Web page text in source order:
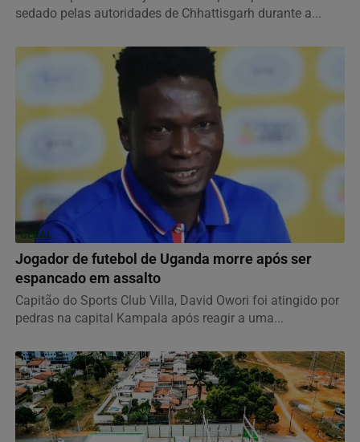
sedado pelas autoridades de Chhattisgarh durante a...
GERAL
Jogador de futebol de Uganda morre após ser
espancado em assalto
Capitão do Sports Club Villa, David Owori foi atingido por
pedras na capital Kampala após reagir a uma...